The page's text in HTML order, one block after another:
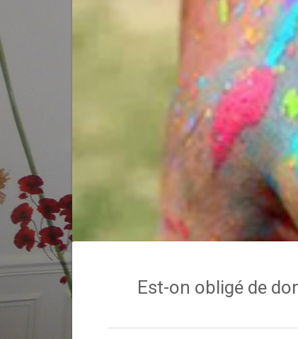
Est-on obligé de